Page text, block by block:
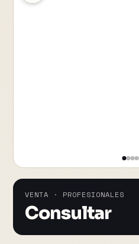
VENTA · PROFESIONALES
Consultar